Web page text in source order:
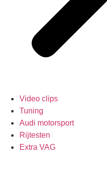
Video clips
Tuning
Audi motorsport
Rijtesten
Extra VAG